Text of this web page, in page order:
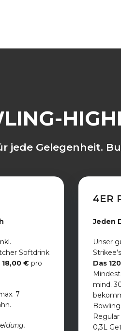
jede Gelegenheit.
Softdrink
18,00 € pro
7
4ER
Jeden
Unser
Das
mind.
0,3L